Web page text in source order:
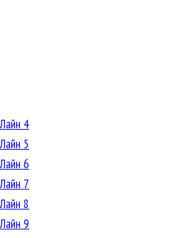
Лайн 4
Лайн 5
Лайн 6
Лайн 7
Лайн 8
Лайн 9